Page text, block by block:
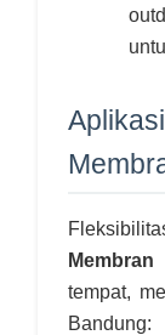
Membran
tempat,
Bandung: